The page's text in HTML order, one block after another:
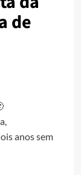
de
anos sem